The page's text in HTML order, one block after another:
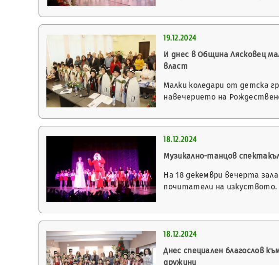
19.12.2024
И днес в Община Лясковец
власт
Малки коледари от детска
навечерието на
18.12.2024
Музикално-танцов
На 18 декември вечерта
почитатели на
18.12.2024
Днес специален благослов
дружини